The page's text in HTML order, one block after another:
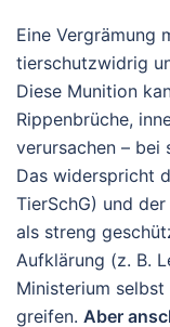
Eine Vergrämung
tierschutzwidrig
Diese Munition
Rippenbrüche,
verursachen – bei
Das widerspricht
TierSchG) und
als streng
Aufklärung (z. B.
Ministerium
greifen. Aber